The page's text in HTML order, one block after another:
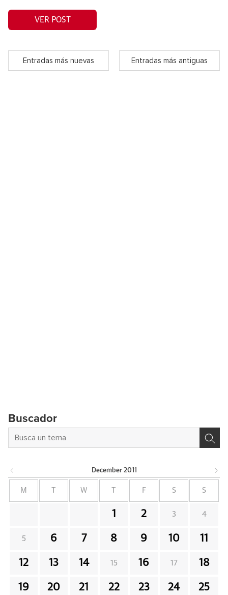
VER POST
Entradas más nuevas Entradas más antiguas
Buscador
December 2011
M W F S S
1 2 3 4
5 6 7 8 9 10 11
12 13 14 15 16 17 18
19 20 21 22 23 24 25